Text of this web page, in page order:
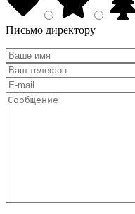
Письмо директору